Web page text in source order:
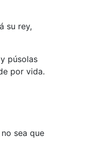
su rey,
púsolas
por vida.
sea que